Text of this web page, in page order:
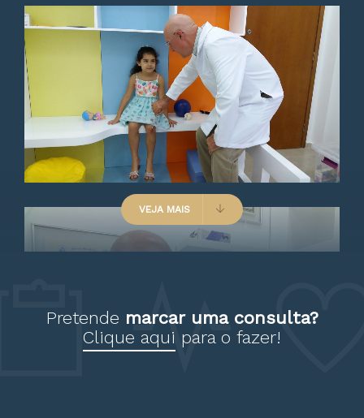
Médico muito humano,
atencioso e confiável. A
consulta é realizada de forma
detalhada e esclarecedora.
conversa bastante com agente
VEJA MAIS
Pretende marcar uma consulta?
Clique aqui para o fazer!